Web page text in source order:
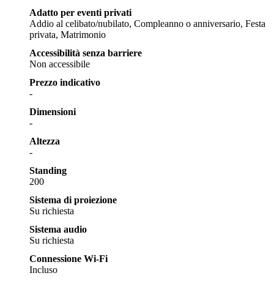
Adatto per eventi privati
Addio al celibato/nubilato, Compleanno o anniversario, Festa
privata, Matrimonio
Accessibilità senza barriere
Non accessibile
Prezzo indicativo
-
Dimensioni
-
Altezza
-
Standing
200
Sistema di proiezione
Su richiesta
Sistema audio
Su richiesta
Connessione Wi-Fi
Incluso